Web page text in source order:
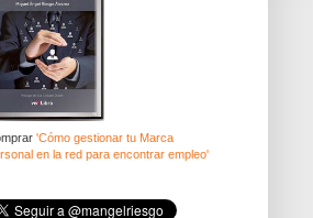
'Cómo gestionar tu Marca
en la red para encontrar empleo'